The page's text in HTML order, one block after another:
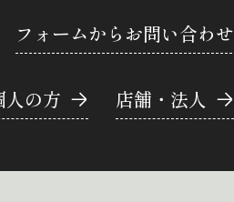
フォームからお問い合わせ
人の方 店舗・法人